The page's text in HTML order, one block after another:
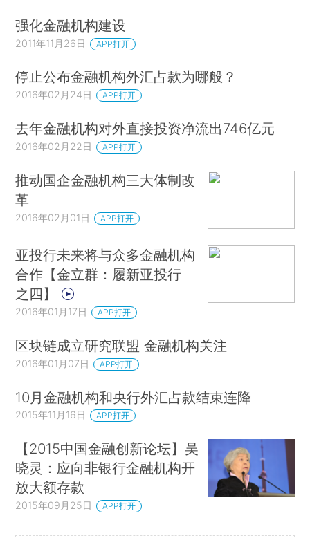
强化金融机构建设
2011年11月26日 APP打开
停止公布金融机构外汇占款为哪般？
2016年02月24日 APP打开
去年金融机构对外直接投资净流出746亿元
2016年02月22日 APP打开
推动国企金融机构三大体制改
革
2016年02月01日 APP打开
亚投行未来将与众多金融机构
合作【金立群：履新亚投行
之四】
2016年01月17日 APP打开
区块链成立研究联盟 金融机构关注
2016年01月07日 APP打开
10月金融机构和央行外汇占款结束连降
2015年11月16日 APP打开
【2015中国金融创新论坛】吴
晓灵：应向非银行金融机构开
放大额存款
2015年09月25日 APP打开